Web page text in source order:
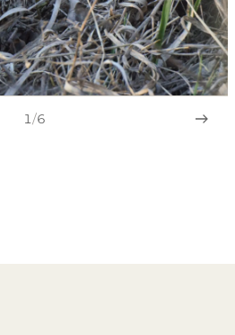
1/6